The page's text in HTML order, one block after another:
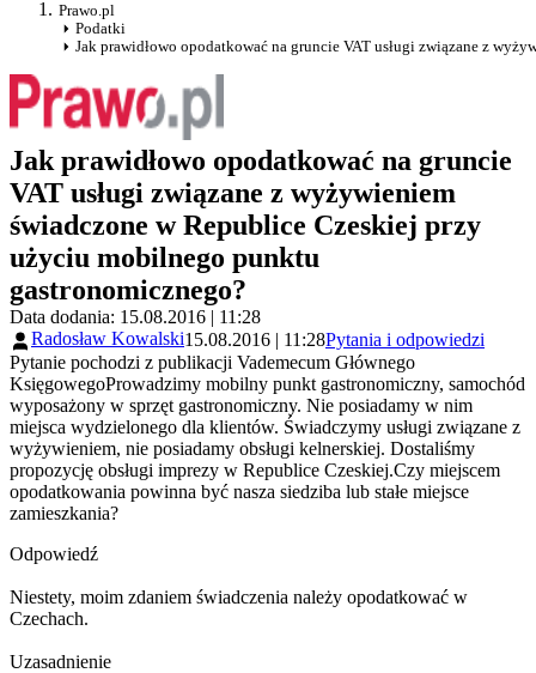
Prawo.pl
Podatki
Jak prawidłowo opodatkować na gruncie VAT usługi związane z
Jak prawidłowo opodatkować na gruncie
VAT usługi związane z wyżywieniem
świadczone w Republice Czeskiej przy
użyciu mobilnego punktu
gastronomicznego?
Data dodania: 15.08.2016 | 11:28
Radosław Kowalski15.08.2016 | 11:28Pytania i odpowiedzi
Pytanie pochodzi z publikacji Vademecum Głównego
KsięgowegoProwadzimy mobilny punkt gastronomiczny, samochód
wyposażony w sprzęt gastronomiczny. Nie posiadamy w nim
miejsca wydzielonego dla klientów. Świadczymy usługi związane z
wyżywieniem, nie posiadamy obsługi kelnerskiej. Dostaliśmy
propozycję obsługi imprezy w Republice Czeskiej.Czy miejscem
opodatkowania powinna być nasza siedziba lub stałe miejsce
zamieszkania?
Odpowiedź
Niestety, moim zdaniem świadczenia należy opodatkować w
Czechach.
Uzasadnienie